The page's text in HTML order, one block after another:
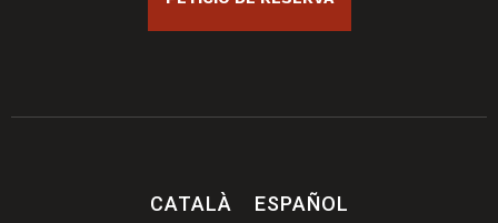
CATALÀ ESPAÑOL